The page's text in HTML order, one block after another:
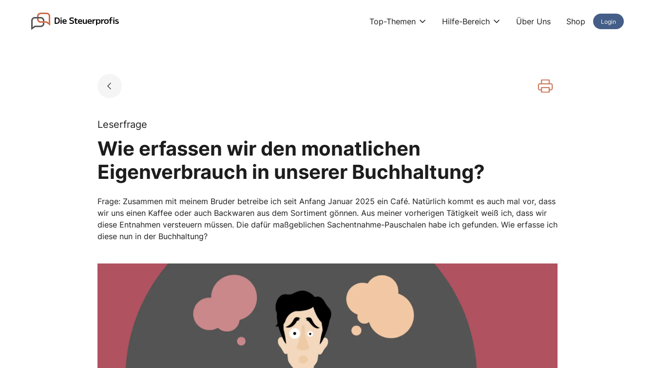
Go to landing page. Top-Themen Hilfe-Bereich Über Uns Shop Login
Leserfrage
Wie erfassen wir den monatlichen
Eigenverbrauch in unserer Buchhaltung?
Frage: Zusammen mit meinem Bruder betreibe ich seit Anfang Januar 2025 ein Café. Natürlich kommt es auch mal vor, dass
wir uns einen Kaffee oder auch Backwaren aus dem Sortiment gönnen. Aus meiner vorherigen Tätigkeit weiß ich, dass wir
diese Entnahmen versteuern müssen. Die dafür maßgeblichen Sachentnahme-Pauschalen habe ich gefunden. Wie erfasse ich
diese nun in der Buchhaltung?